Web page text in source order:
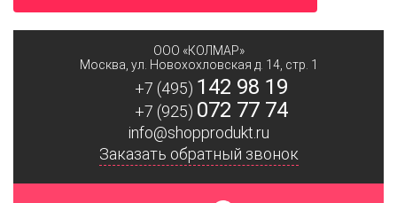
ООО «КОЛМАР»
Москва, ул. Новохохловская д. 14, стр. 1
+7 (495) 142 98 19
+7 (925) 072 77 74
info@shopprodukt.ru
Заказать обратный звонок